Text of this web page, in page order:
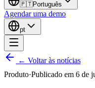
🇵🇹Português
Agendar uma demo
pt
← Voltar às notícias
Produto·Publicado em 6 de